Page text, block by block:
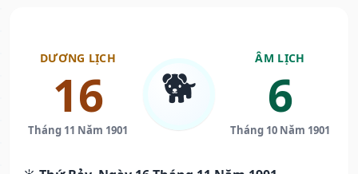
DƯƠNG LỊCH
16
Tháng 11 Năm 1901
🐕
ÂM LỊCH
6
Tháng 10 Năm 1901